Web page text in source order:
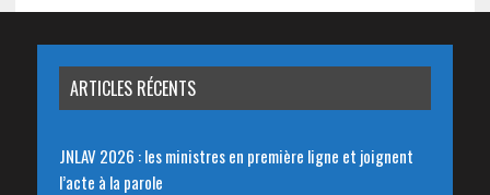
ARTICLES RÉCENTS
JNLAV 2026 : les ministres en première ligne et joignent
l’acte à la parole